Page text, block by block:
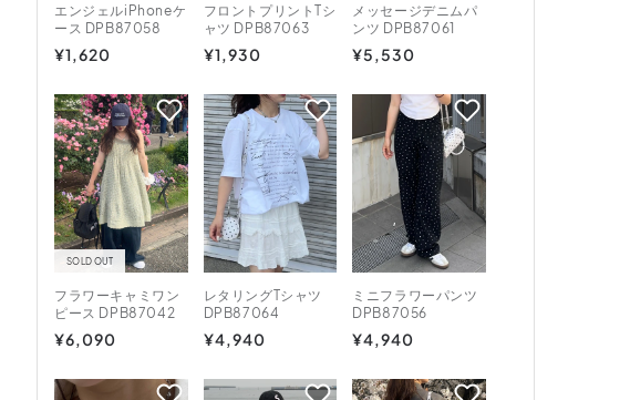
エンジェルiPhoneケ
ース DPB87058
通
価
格
¥1,620
フロントプリントTシ
ャツ DPB87063
通
価
格
¥1,930
メッセージデニムパ
ンツ DPB87061
通
¥5,530
SOLD OUT
フラワーキャミワン
ピース DPB87042
通
価
¥6,090
レタリングTシャツ
DPB87064
通
価
¥4,940
ミニフラワーパンツ
DPB87056
通
価
¥4,940